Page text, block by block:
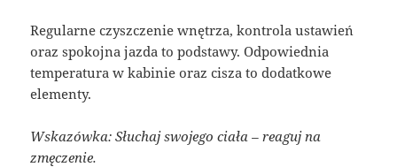
Regularne czyszczenie wnętrza, kontrola ustawień
oraz spokojna jazda to podstawy. Odpowiednia
temperatura w kabinie oraz cisza to dodatkowe
elementy.
Wskazówka: Słuchaj swojego ciała – reaguj na
zmęczenie.